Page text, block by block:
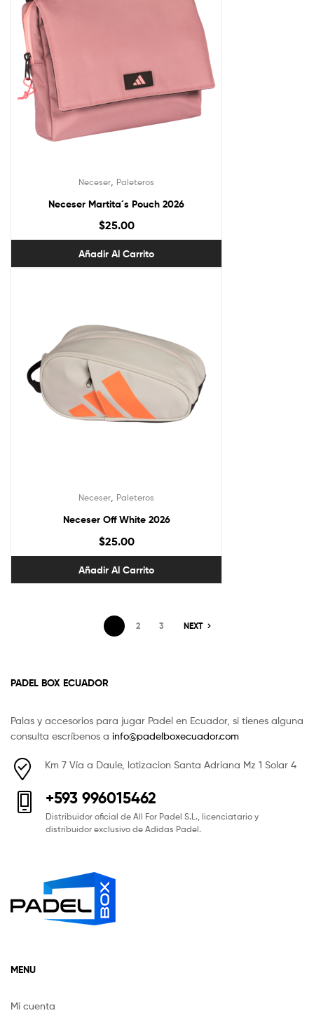
Neceser Paleteros
Neceser Martita´s Pouch 2026
$25.00
Añadir Al Carrito
Neceser, Paleteros
Neceser Off White 2026
$25.00
Añadir Al Carrito
2 3 NEXT
PADEL BOX ECUADOR
Palas y accesorios para jugar Padel en Ecuador, si tienes alguna
consulta escríbenos a info@padelboxecuador.com
Km 7 Vía a Daule, lotizacion Santa Adriana Mz 1 Solar 4
+593 996015462
Distribuidor oficial de All For Padel S.L., licenciatario y
distribuidor exclusivo de Adidas Padel.
MENU
Mi cuenta